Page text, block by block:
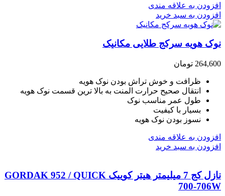
افزودن به علاقه مندی
افزودن به سبد خرید
نوک هویه سرکج طلایی مکانیک
264,600 تومان
ظرافت و خوش تراش بودن نوک هویه
انتقال صحیح حرارت المنت به بالا ترین قسمت نوک هویه
طول عمر مناسب نوک
بسیار با کیفیت
نسوز بودن نوک هویه
افزودن به علاقه مندی
افزودن به سبد خرید
نازل کج 7 میلیمتر هیتر کوییک GORDAK 952 / QUICK
700-706W